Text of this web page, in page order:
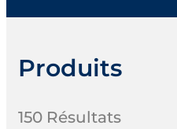
Produits
150 Résultats